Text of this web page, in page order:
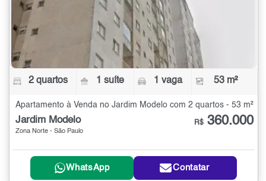
2 quartos 1 suíte 1 vaga 53 m²
Apartamento à Venda no Jardim Modelo com 2 quartos - 53 m²
Jardim Modelo
Zona Norte - São Paulo
R$ 360.000
WhatsApp Contatar